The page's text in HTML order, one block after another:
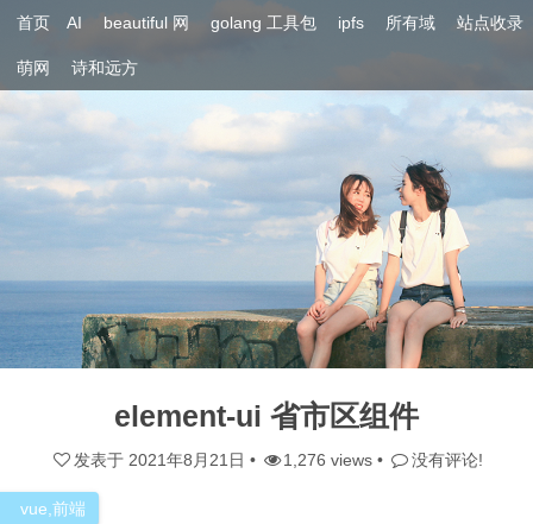
首页 AI beautiful 网 golang 工具包 ipfs 所有域 站点收录
萌网 诗和远方
element-ui 省市区组件
发表于 2021年8月21日 • 1,276 views • 没有评论!
vue 前端